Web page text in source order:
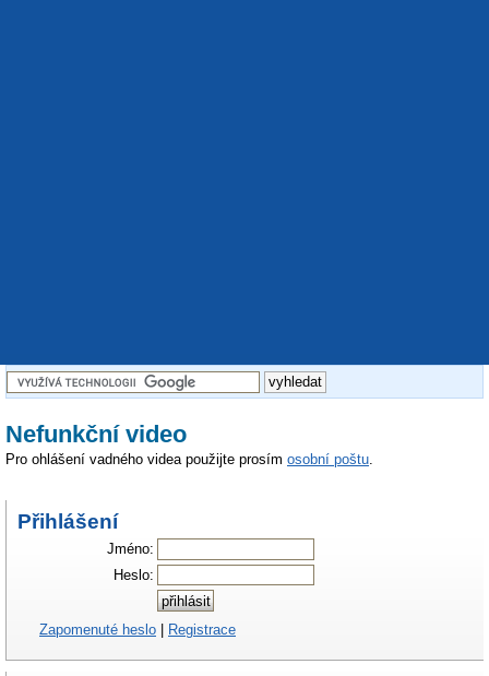
Nefunkční video
Pro ohlášení vadného videa použijte prosím osobní poštu.
Přihlášení
Jméno:
Heslo:
Zapomenuté heslo Registrace